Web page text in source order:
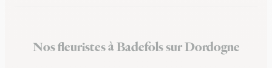
Fleuristes à Eymet
Nos fleuristes à Badefols sur Dordogne